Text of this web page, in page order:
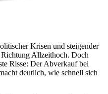
Krisen und steigender
Allzeithoch. Doch
Risse: Der Abverkauf bei
deutlich, wie schnell sich